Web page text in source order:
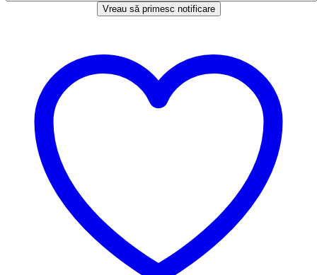
Vreau să primesc notificare